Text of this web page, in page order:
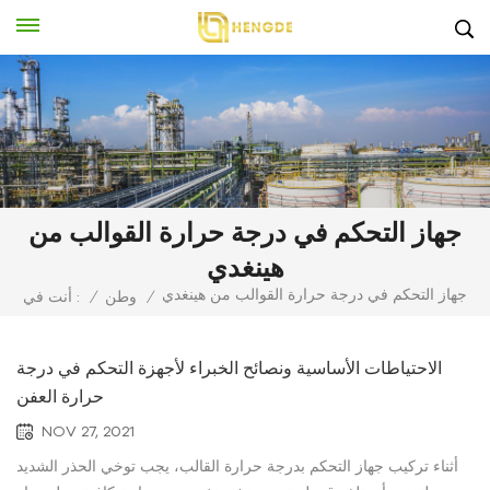
جهاز التحكم في درجة حرارة القوالب من
هينغدي
أنت في : / وطن / جهاز التحكم في درجة حرارة القوالب من هينغدي
الاحتياطات الأساسية ونصائح الخبراء لأجهزة التحكم في درجة
حرارة العفن
NOV 27, 2021
أثناء تركيب جهاز التحكم بدرجة حرارة القالب، يجب توخي الحذر الشديد